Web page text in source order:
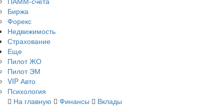
Биржа
Форекс
Недвижимость
Страхование
Еще
Пилот ЖО
Пилот ЭМ
VIP Авто
Психология
На главную
Финансы Вклады